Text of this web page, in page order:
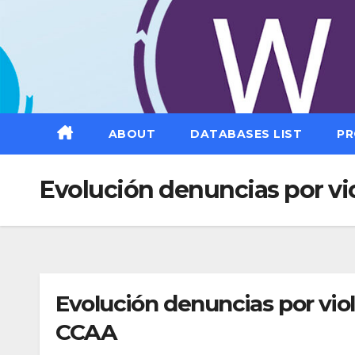
contenido
ABOUT DATABASES LIST
Evolución denuncias por
Evolución denuncias por
CCAA